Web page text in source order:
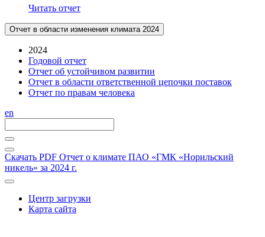
Читать отчет
Отчет в области изменения климата 2024
2024
Годовой отчет
Отчет об устойчивом развитии
Отчет в области ответственной цепочки поставок
Отчет по правам человека
en
Скачать PDF Отчет о климате ПАО «ГМК «Норильский
никель» за 2024 г.
Центр загрузки
Карта сайта